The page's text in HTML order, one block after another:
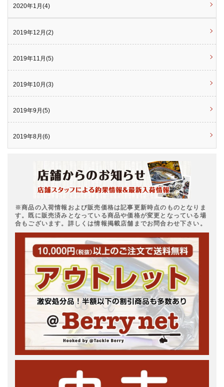
2020年1月(4)
2019年12月(2)
2019年11月(5)
2019年10月(3)
2019年9月(5)
2019年8月(6)
※商品の入荷情報および販売価格は記事更新時点のものとなりま
す。既に販売済みとなっている商品や価格が変更となっている場
合もございます。詳しくは情報掲載店舗までお問合わせ下さい。